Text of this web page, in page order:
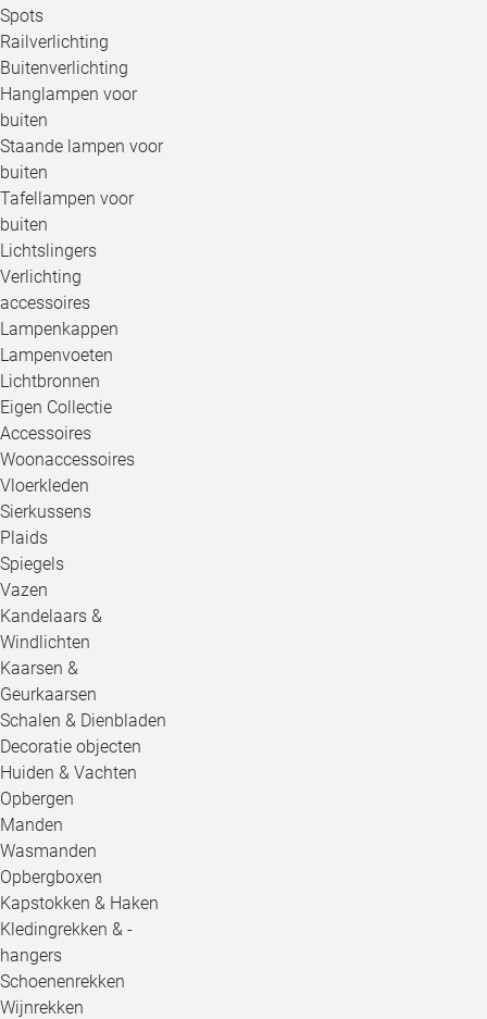
Spots
Railverlichting
Buitenverlichting
Hanglampen voor
buiten
Staande lampen voor
buiten
Tafellampen voor
buiten
Lichtslingers
Verlichting
accessoires
Lampenkappen
Lampenvoeten
Lichtbronnen
Eigen Collectie
Accessoires
Woonaccessoires
Vloerkleden
Sierkussens
Plaids
Spiegels
Vazen
Kandelaars &
Windlichten
Kaarsen &
Geurkaarsen
Schalen & Dienbladen
Decoratie objecten
Huiden & Vachten
Opbergen
Manden
Wasmanden
Opbergboxen
Kapstokken & Haken
Kledingrekken & -
hangers
Schoenenrekken
Wijnrekken